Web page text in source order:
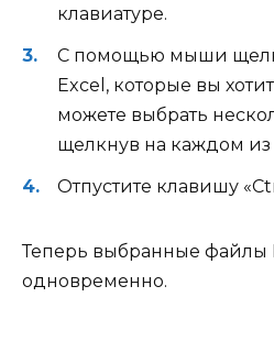
клавиатуре.
С помощью мыши
Excel, которые вы
можете выбрать
щелкнув на каждом из
Отпустите клавишу
Теперь выбранные файлы
одновременно.